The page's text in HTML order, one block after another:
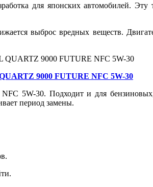
для японских автомобилей. Эту
выброс вредных веществ.
9000 FUTURE NFC 5W-30
5W-30. Подходит и для
период замены.